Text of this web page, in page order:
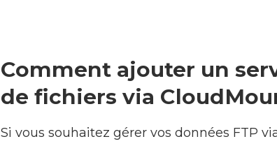
Comment ajouter un
de fichiers via
Si vous souhaitez gérer vos données FTP